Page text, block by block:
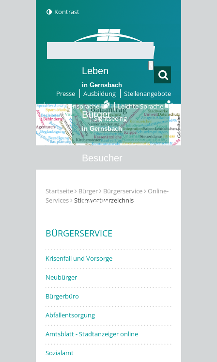
Kontrast
Presse Ausbildung
Stellenangebote
Gebärdensprache
Leichte Sprache
Sightseeing
Leben
in Gernsbach
Bürger
in Gernsbach
Besucher
Erleben
Startseite Bürger Bürgerservice
Online-
Services
Stichwortverzeichnis
BÜRGERSERVICE
Krisenfall und Vorsorge
Neubürger
Bürgerbüro
Abfallentsorgung
Amtsblatt - Stadtanzeiger online
Sozialamt